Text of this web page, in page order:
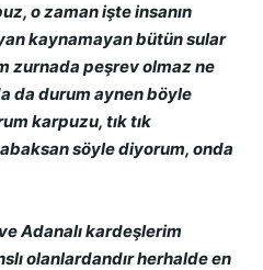
o zaman işte insanın
kaynamayan bütün sular
zurnada peşrev olmaz ne
da durum aynen böyle
karpuzu, tık tık
söyle diyorum, onda
Adanalı kardeşlerim
olanlardandır herhalde en